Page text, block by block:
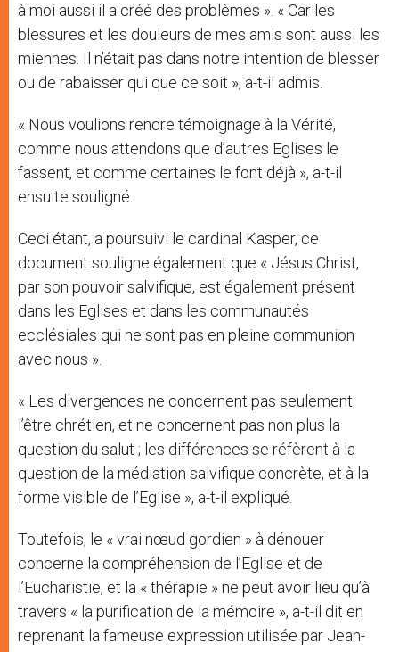
à moi aussi il a créé des problèmes ». « Car les
blessures et les douleurs de mes amis sont aussi les
miennes. Il n’était pas dans notre intention de blesser
ou de rabaisser qui que ce soit », a-t-il admis.
« Nous voulions rendre témoignage à la Vérité,
comme nous attendons que d’autres Eglises le
fassent, et comme certaines le font déjà », a-t-il
ensuite souligné.
Ceci étant, a poursuivi le cardinal Kasper, ce
document souligne également que « Jésus Christ,
par son pouvoir salvifique, est également présent
dans les Eglises et dans les communautés
ecclésiales qui ne sont pas en pleine communion
avec nous ».
« Les divergences ne concernent pas seulement
l’être chrétien, et ne concernent pas non plus la
question du salut ; les différences se réfèrent à la
question de la médiation salvifique concrète, et à la
forme visible de l’Eglise », a-t-il expliqué.
Toutefois, le « vrai nœud gordien » à dénouer
concerne la compréhension de l’Eglise et de
l’Eucharistie, et la « thérapie » ne peut avoir lieu qu’à
travers « la purification de la mémoire », a-t-il dit en
reprenant la fameuse expression utilisée par Jean-